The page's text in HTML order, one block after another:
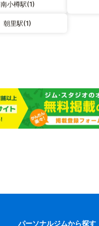
南小樽駅(1)
朝里駅(1)
パーソナルジムから探す